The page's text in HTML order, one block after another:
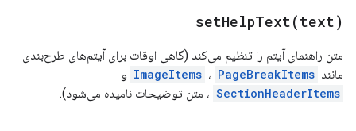
setHelpText(text)
متن راهنمای آیتم را تنظیم می‌کند (گاهی اوقات برای آیتم‌های طرح‌بندی
مانند
ImageItems ، PageBreakItems
و
SectionHeaderItems ، متن توضیحات نامیده می‌شود).